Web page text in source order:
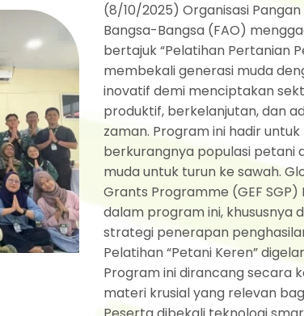
(8/10/2025) Organisasi
Bangsa-Bangsa (FAO)
bertajuk “Pelatihan Pertanian
membekali generasi muda
inovatif demi menciptakan
produktif, berkelanjutan, dan
zaman. Program ini hadir
berkurangnya populasi petani
muda untuk turun ke sawah.
Grants Programme (GEF
dalam program ini, khususnya
strategi penerapan
Pelatihan “Petani Keren”
Program ini dirancang secara
materi krusial yang relevan